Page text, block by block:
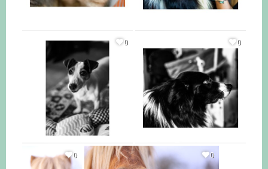
0 0
0 0